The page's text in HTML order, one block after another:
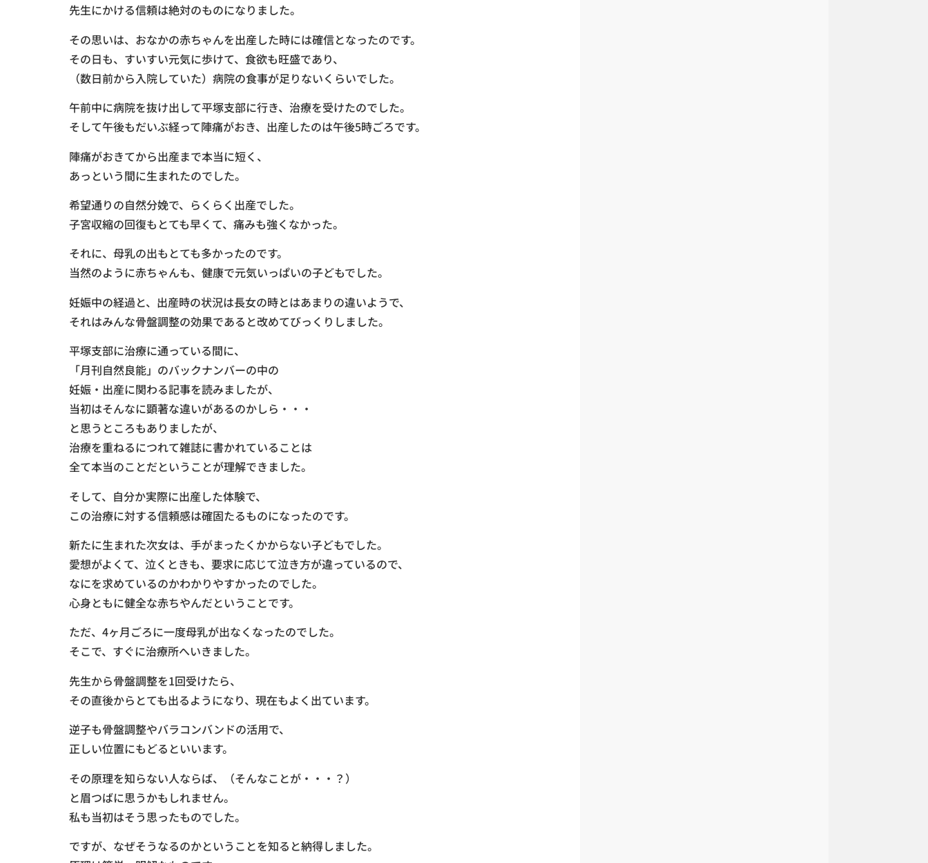
先生にかける信頼は絶対のものになりました。
その思いは、おなかの赤ちゃんを出産した時には確信となったのです。
その日も、すいすい元気に歩けて、食欲も旺盛であり、
（数日前から入院していた）病院の食事が足りないくらいでした。
午前中に病院を抜け出して平塚支部に行き、治療を受けたのでした。
そして午後もだいぶ経って陣痛がおき、出産したのは午後5時ごろです。
陣痛がおきてから出産まで本当に短く、
あっという間に生まれたのでした。
希望通りの自然分娩で、らくらく出産でした。
子宮収縮の回復もとても早くて、痛みも強くなかった。
それに、母乳の出もとても多かったのです。
当然のように赤ちゃんも、健康で元気いっぱいの子どもでした。
妊娠中の経過と、出産時の状況は長女の時とはあまりの違いようで、
それはみんな骨盤調整の効果であると改めてびっくりしました。
平塚支部に治療に通っている間に、
「月刊自然良能」のバックナンバーの中の
妊娠・出産に関わる記事を読みましたが、
当初はそんなに顕著な違いがあるのかしら・・・
と思うところもありましたが、
治療を重ねるにつれて雑誌に書かれていることは
全て本当のことだということが理解できました。
そして、自分か実際に出産した体験で、
この治療に対する信頼感は確固たるものになったのです。
新たに生まれた次女は、手がまったくかからない子どもでした。
愛想がよくて、泣くときも、要求に応じて泣き方が違っているので、
なにを求めているのかわかりやすかったのでした。
心身ともに健全な赤ちやんだということです。
ただ、4ヶ月ごろに一度母乳が出なくなったのでした。
そこで、すぐに治療所へいきました。
先生から骨盤調整を1回受けたら、
その直後からとても出るようになり、現在もよく出ています。
逆子も骨盤調整やバラコンバンドの活用で、
正しい位置にもどるといいます。
その原理を知らない人ならば、（そんなことが・・・？）
と眉つばに思うかもしれません。
私も当初はそう思ったものでした。
ですが、なぜそうなるのかということを知ると納得しました。